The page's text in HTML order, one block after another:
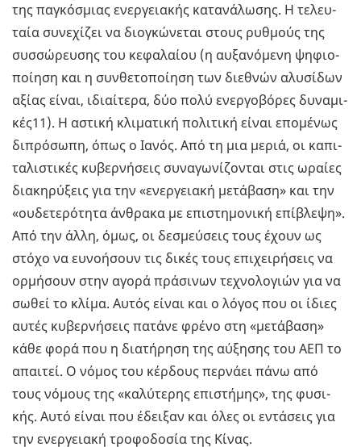
της πα­γκό­σμιας ενερ­γεια­κής κα­τα­νά­λω­σης. Η τε­λευ­
ταία συ­νε­χί­ζει να διο­γκώ­νε­ται στους ρυθ­μούς της
συσ­σώ­ρευ­σης του κε­φα­λαί­ου (η αυ­ξα­νό­με­νη ψη­φιο­
ποί­η­ση και η συν­θε­το­ποί­η­ση των διε­θνών αλυ­σί­δων
αξίας είναι, ιδιαί­τε­ρα, δύο πολύ ενερ­γο­βό­ρες δυ­να­μι­
κές11). Η αστι­κή κλι­μα­τι­κή πο­λι­τι­κή είναι επο­μέ­νως
δι­πρό­σω­πη, όπως ο Ιανός. Από τη μια μεριά, οι κα­πι­
τα­λι­στι­κές κυ­βερ­νή­σεις συ­να­γω­νί­ζο­νται στις ωραί­ες
δια­κη­ρύ­ξεις για την «ενερ­γεια­κή με­τά­βα­ση» και την
«ου­δε­τε­ρό­τη­τα άν­θρα­κα με επι­στη­μο­νι­κή επί­βλε­ψη».
Από την άλλη, όμως, οι δε­σμεύ­σεις τους έχουν ως
στόχο να ευ­νο­ή­σουν τις δικές τους επι­χει­ρή­σεις να
ορ­μή­σουν στην αγορά πρά­σι­νων τε­χνο­λο­γιών για να
σωθεί το κλίμα. Αυτός είναι και ο λόγος που οι ίδιες
αυτές κυ­βερ­νή­σεις πα­τά­νε φρένο στη «με­τά­βα­ση»
κάθε φορά που η δια­τή­ρη­ση της αύ­ξη­σης του ΑΕΠ το
απαι­τεί. Ο νόμος του κέρ­δους περ­νά­ει πάνω από
τους νό­μους της «κα­λύ­τε­ρης επι­στή­μης», της φυ­σι­
κής. Αυτό είναι που έδει­ξαν και όλες οι εντά­σεις για
την ενερ­γεια­κή τρο­φο­δο­σία της Κίνας.